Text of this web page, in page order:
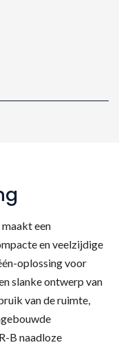
een
en veelzijdige
oplossing voor
slanke ontwerp van
van de ruimte,
B naadloze